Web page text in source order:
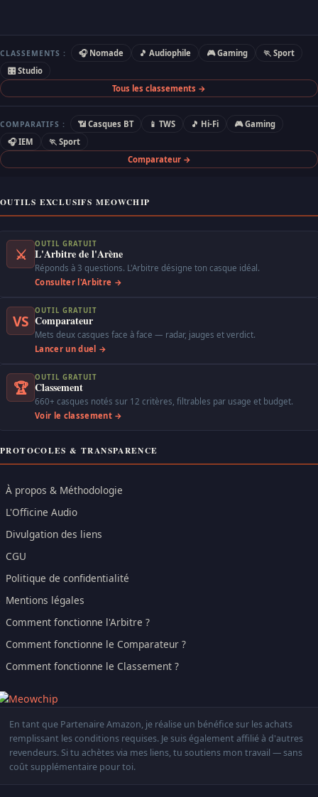
CLASSEMENTS : 🎧 Nomade 🎵 Audiophile 🎮 Gaming
🏃 Sport
🎛 Studio
Tous les classements →
COMPARATIFS : 📶 Casques BT 📱 TWS 🎵 Hi-Fi
🎮 Gaming
🎧 IEM
🏃 Sport
Comparateur →
OUTILS EXCLUSIFS MEOWCHIP
⚔
OUTIL GRATUIT
L'Arbitre de l'Arène
Réponds à 3 questions. L'Arbitre désigne ton casque idéal.
Consulter l'Arbitre →
VS
OUTIL GRATUIT
Comparateur
Mets deux casques face à face — radar, jauges et verdict.
Lancer un duel →
🏆
OUTIL GRATUIT
Classement
660+ casques notés sur 12 critères, filtrables par usage et budget.
Voir le classement →
PROTOCOLES & TRANSPARENCE
À propos & Méthodologie
L'Officine Audio
Divulgation des liens
CGU
Politique de confidentialité
Mentions légales
Comment fonctionne l'Arbitre ?
Comment fonctionne le Comparateur ?
Comment fonctionne le Classement ?
En tant que Partenaire Amazon, je réalise un bénéfice sur les achats
remplissant les conditions requises. Je suis également affilié à d'autres
revendeurs. Si tu achètes via mes liens, tu soutiens mon travail — sans
coût supplémentaire pour toi.